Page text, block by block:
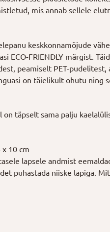
mis annab sellele
keskkonnamõjude
ECO-FRIENDLY märgist.
peamiselt PET-pudelitest,
on täielikult ohutu ning
täpselt sama palju
x 10 cm
lapsele andmist
puhastada niiske lapiga.